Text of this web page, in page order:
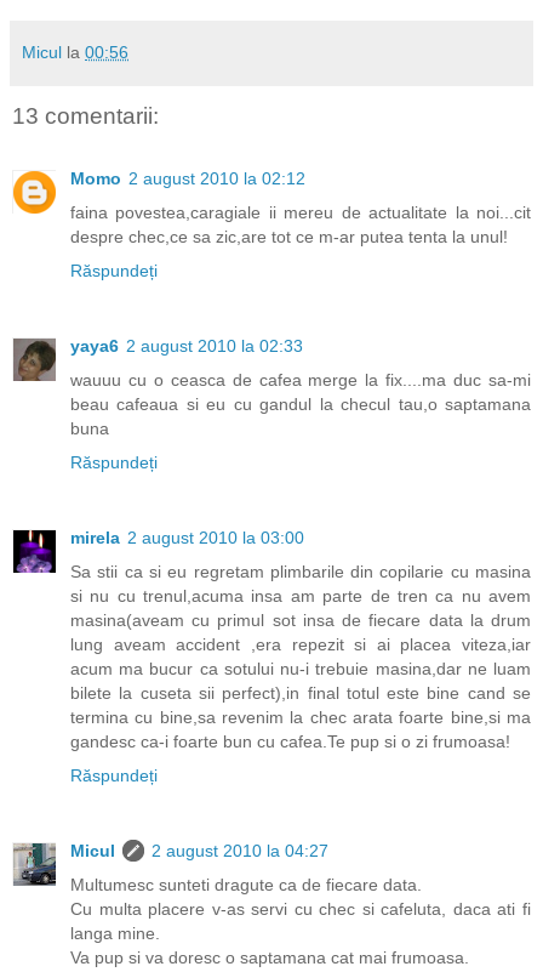
Micul la 00:56
13 comentarii:
Momo 2 august 2010 la 02:12
faina povestea,caragiale ii mereu de actualitate la noi...cit
despre chec,ce sa zic,are tot ce m-ar putea tenta la unul!
Răspundeți
yaya6 2 august 2010 la 02:33
wauuu cu o ceasca de cafea merge la fix....ma duc sa-mi
beau cafeaua si eu cu gandul la checul tau,o saptamana
buna
Răspundeți
mirela 2 august 2010 la 03:00
Sa stii ca si eu regretam plimbarile din copilarie cu masina
si nu cu trenul,acuma insa am parte de tren ca nu avem
masina(aveam cu primul sot insa de fiecare data la drum
lung aveam accident ,era repezit si ai placea viteza,iar
acum ma bucur ca sotului nu-i trebuie masina,dar ne luam
bilete la cuseta sii perfect),in final totul este bine cand se
termina cu bine,sa revenim la chec arata foarte bine,si ma
gandesc ca-i foarte bun cu cafea.Te pup si o zi frumoasa!
Răspundeți
Micul
2 august 2010 la 04:27
Multumesc sunteti dragute ca de fiecare data.
Cu multa placere v-as servi cu chec si cafeluta, daca ati fi
langa mine.
Va pup si va doresc o saptamana cat mai frumoasa.